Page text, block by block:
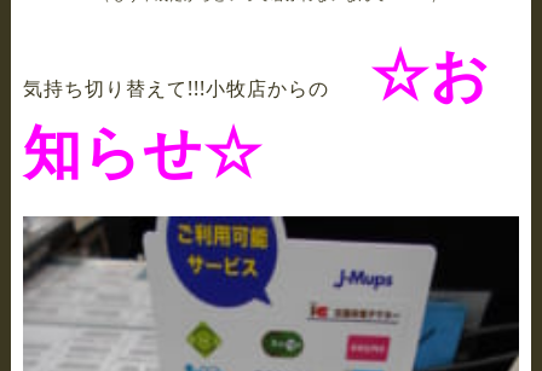
気持ち切り替えて!!!小牧店からの ☆お
知らせ☆